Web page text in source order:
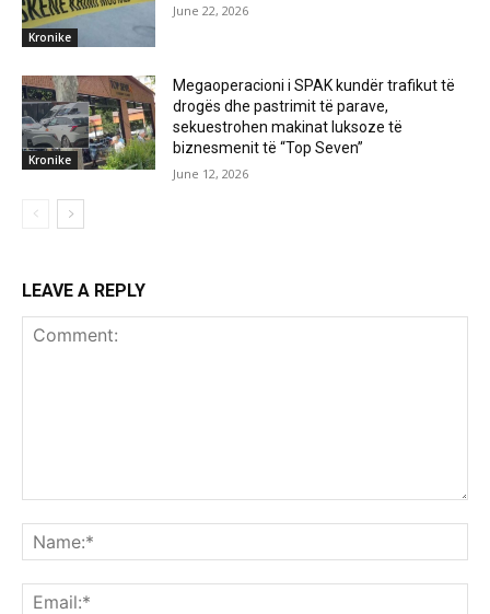
Kronike
June 22, 2026
Kronike
Megaoperacioni i SPAK kundër trafikut të
drogës dhe pastrimit të parave,
sekuestrohen makinat luksoze të
biznesmenit të “Top Seven”
June 12, 2026
LEAVE A REPLY